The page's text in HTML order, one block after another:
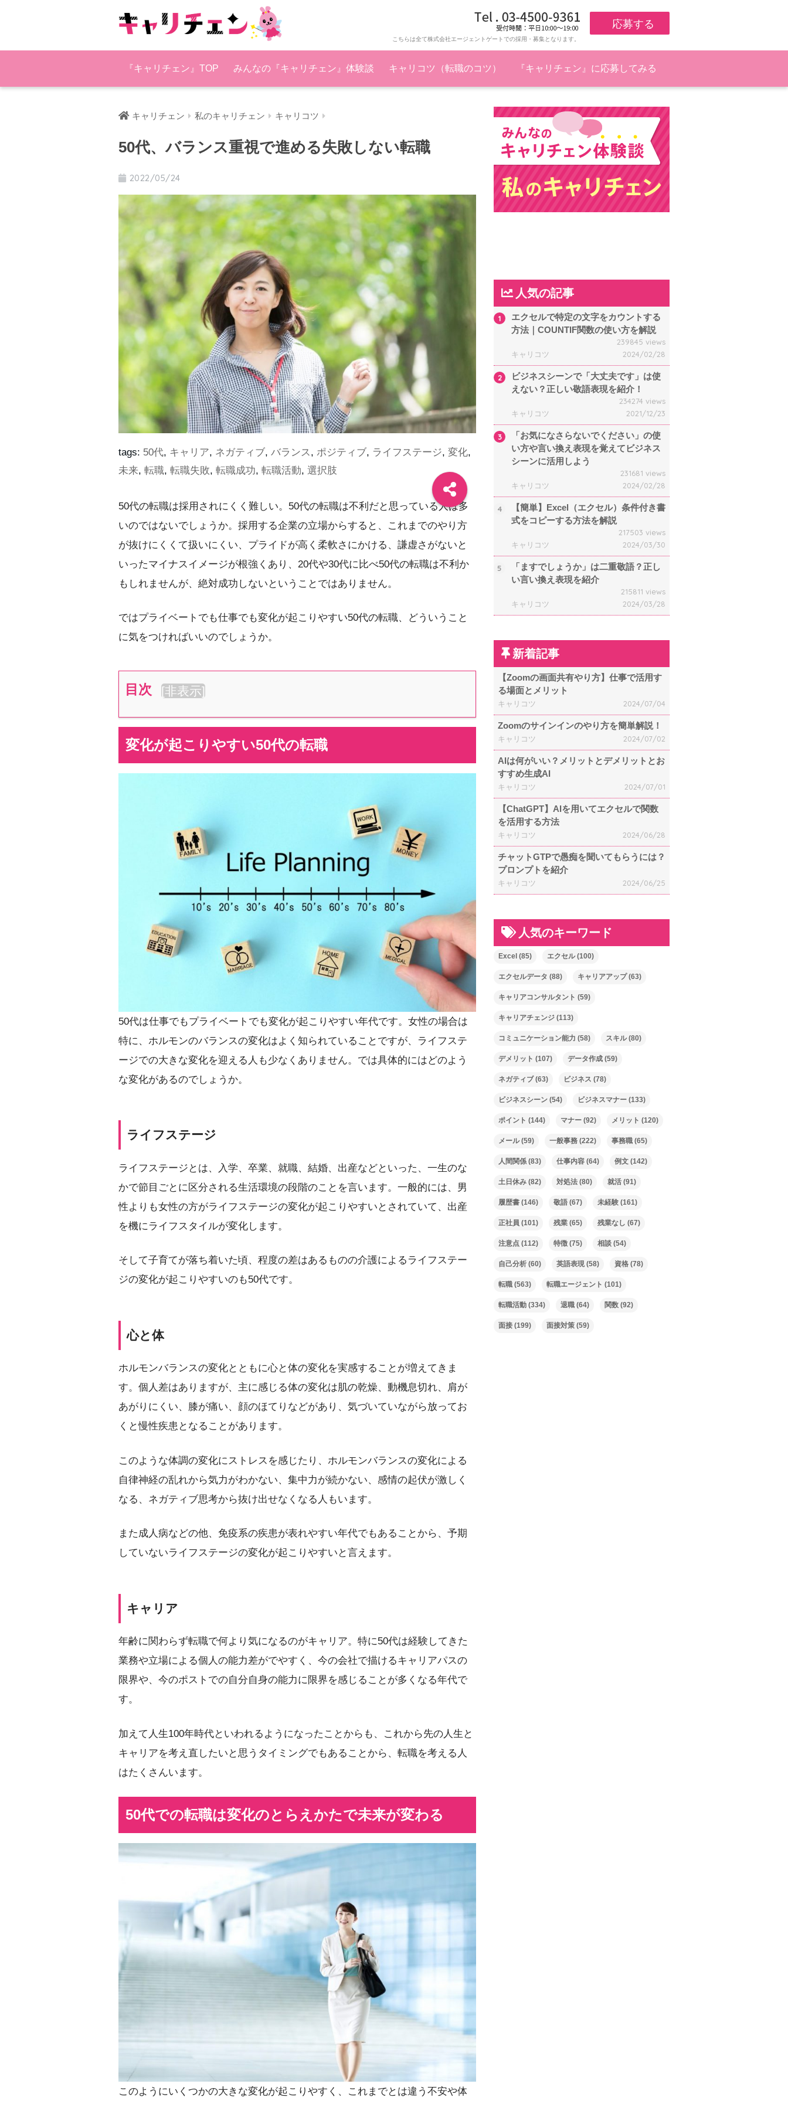
応募する
こちらは全て株式会社エージェントゲートでの採用・募集となります。
『キャリチェン』TOP みんなの『キャリチェン』体験談 キャリコツ（転職のコツ） 『キャリチェン』に応募してみる
キャリチェン 私のキャリチェン キャリコツ
50代、バランス重視で進める失敗しない転職
2022/05/24
tags: 50代, キャリア, ネガティブ, バランス, ポジティブ, ライフステージ, 変化,
未来, 転職, 転職失敗, 転職成功, 転職活動, 選択肢
50代の転職は採用されにくく難しい。50代の転職は不利だと思っている人は多
いのではないでしょうか。採用する企業の立場からすると、これまでのやり方
が抜けにくくて扱いにくい、プライドが高く柔軟さにかける、謙虚さがないと
いったマイナスイメージが根強くあり、20代や30代に比べ50代の転職は不利か
もしれませんが、絶対成功しないということではありません。
ではプライベートでも仕事でも変化が起こりやすい50代の転職、どういうこと
に気をつければいいのでしょうか。
目次 [非表示]
変化が起こりやすい50代の転職
50代は仕事でもプライベートでも変化が起こりやすい年代です。女性の場合は
特に、ホルモンのバランスの変化はよく知られていることですが、ライフステ
ージでの大きな変化を迎える人も少なくありません。では具体的にはどのよう
な変化があるのでしょうか。
ライフステージ
ライフステージとは、入学、卒業、就職、結婚、出産などといった、一生のな
かで節目ごとに区分される生活環境の段階のことを言います。一般的には、男
性よりも女性の方がライフステージの変化が起こりやすいとされていて、出産
を機にライフスタイルが変化します。
そして子育てが落ち着いた頃、程度の差はあるものの介護によるライフステー
ジの変化が起こりやすいのも50代です。
心と体
ホルモンバランスの変化とともに心と体の変化を実感することが増えてきま
す。個人差はありますが、主に感じる体の変化は肌の乾燥、動機息切れ、肩が
あがりにくい、膝が痛い、顔のほてりなどがあり、気づいていながら放ってお
くと慢性疾患となることがあります。
このような体調の変化にストレスを感じたり、ホルモンバランスの変化による
自律神経の乱れから気力がわかない、集中力が続かない、感情の起伏が激しく
なる、ネガティブ思考から抜け出せなくなる人もいます。
また成人病などの他、免疫系の疾患が表れやすい年代でもあることから、予期
していないライフステージの変化が起こりやすいと言えます。
キャリア
年齢に関わらず転職で何より気になるのがキャリア。特に50代は経験してきた
業務や立場による個人の能力差がでやすく、今の会社で描けるキャリアパスの
限界や、今のポストでの自分自身の能力に限界を感じることが多くなる年代で
す。
加えて人生100年時代といわれるようになったことからも、これから先の人生と
キャリアを考え直したいと思うタイミングでもあることから、転職を考える人
はたくさんいます。
50代での転職は変化のとらえかたで未来が変わる
このようにいくつかの大きな変化が起こりやすく、これまでとは違う不安や体
人気の記事
1
エクセルで特定の文字をカウントする
方法｜COUNTIF関数の使い方を解説
239845 views
キャリコツ
2024/02/28
2
ビジネスシーンで「大丈夫です」は使
えない？正しい敬語表現を紹介！
234274 views
キャリコツ
2021/12/23
3
「お気になさらないでください」の使
い方や言い換え表現を覚えてビジネス
シーンに活用しよう
231681 views
キャリコツ
2024/02/28
4
【簡単】Excel（エクセル）条件付き書
式をコピーする方法を解説
217503 views
キャリコツ
2024/03/30
5
「ますでしょうか」は二重敬語？正し
い言い換え表現を紹介
215811 views
キャリコツ
2024/03/28
新着記事
【Zoomの画面共有やり方】仕事で活用す
る場面とメリット
キャリコツ 2024/07/04
Zoomのサインインのやり方を簡単解説！
キャリコツ 2024/07/02
AIは何がいい？メリットとデメリットとお
すすめ生成AI
キャリコツ 2024/07/01
【ChatGPT】AIを用いてエクセルで関数
を活用する方法
キャリコツ 2024/06/28
チャットGTPで愚痴を聞いてもらうには？
プロンプトを紹介
キャリコツ 2024/06/25
人気のキーワード
Excel (85) エクセル(100)
エクセルデータ (88) キャリアアップ(63)
キャリアコンサルタント (59)
キャリアチェンジ (113)
コミュニケーション能力 (58) スキル(80)
デメリット (107) データ作成 (59)
ネガティブ(63) ビジネス (78)
ビジネスシーン (54) ビジネスマナー (133)
ポイント (144) マナー (92) メリット (120)
メール(59) 一般事務 (222) 事務職 (65)
人間関係 (83) 仕事内容 (64) 例文 (142)
土日休み (82) 対処法 (80) 就活 (91)
履歴書 (146) 敬語 (67) 未経験 (161)
正社員 (101) 残業 (65) 残業なし (67)
注意点 (112) 特徴 (75) 相談 (54)
自己分析 (60) 英語表現(58) 資格 (78)
転職 (563) 転職エージェント (101)
転職活動 (334) 退職 (64) 関数 (92)
面接 (199) 面接対策 (59)